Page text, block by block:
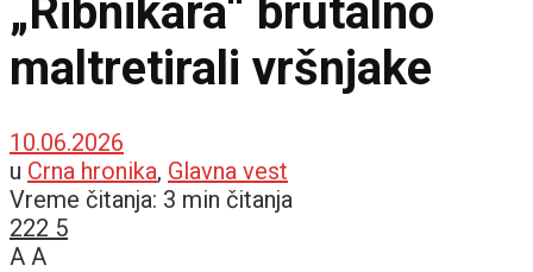
„Ribnikara“ brutalno
maltretirali vršnjake
10.06.2026
u Crna hronika, Glavna vest
Vreme čitanja: 3 min čitanja
222 5
A A